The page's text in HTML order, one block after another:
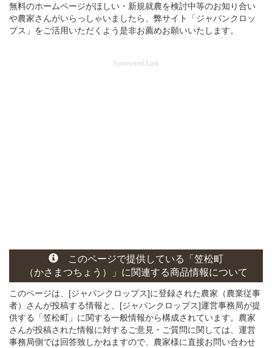
無料のホームページがほしい・新規就農を検討中等のお知り合い
や農家さんがいらっしゃいましたら、弊サイト「ジャパンクロッ
プス」をご活用いただくよう是非お薦めお願いいたします。
Sponsored Link
このページで提供している
「笠松町
（かさまつちょう）」 に関連する商品情報について
このページは、[ジャパンクロップス]に登録された農家（農業従事
者）さんが投稿する情報と、[ジャパンクロップス]運営事務局が提
供する「笠松町」に関する一般情報から構成されています。農家
さんが投稿された情報に対するご意見・ご質問に関しては、運営
事務局側では回答致しかねますので、農家様に直接お問い合わせ